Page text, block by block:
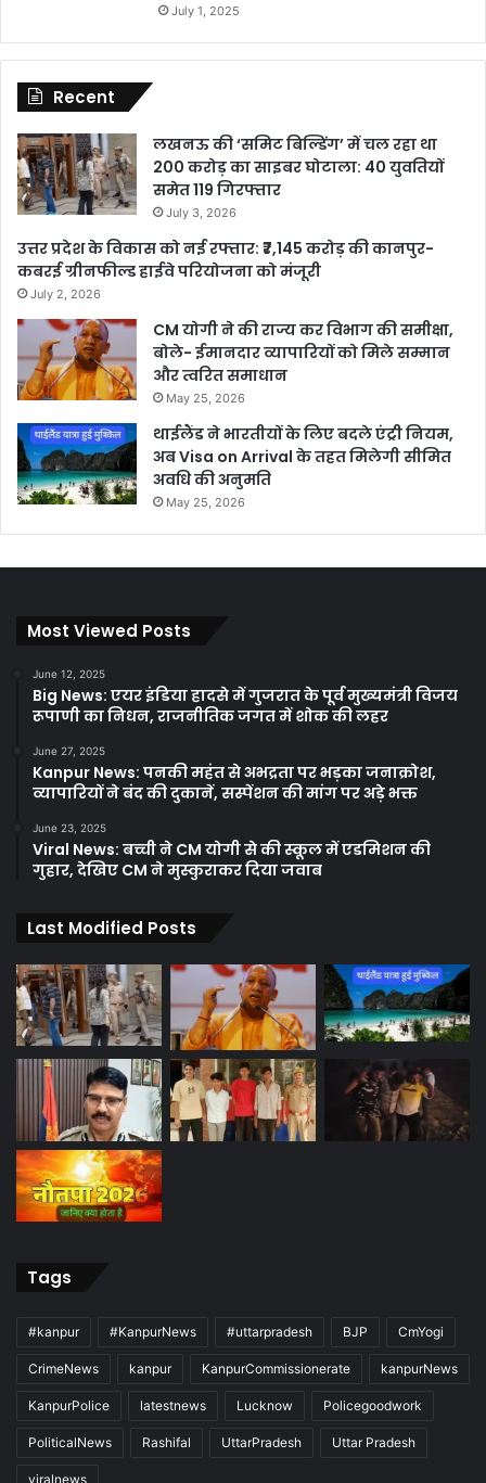
July 1, 2025
Recent
लखनऊ की ‘समिट बिल्डिंग’ में चल रहा था
200 करोड़ का साइबर घोटाला: 40 युवतियों
समेत 119 गिरफ्तार
July 3, 2026
उत्तर प्रदेश के विकास को नई रफ्तार: ₹7,145 करोड़ की कानपुर-
कबरई ग्रीनफील्ड हाईवे परियोजना को मंजूरी
July 2, 2026
CM योगी ने की राज्य कर विभाग की समीक्षा,
बोले- ईमानदार व्यापारियों को मिले सम्मान
और त्वरित समाधान
May 25, 2026
थाईलैंड ने भारतीयों के लिए बदले एंट्री नियम,
अब Visa on Arrival के तहत मिलेगी सीमित
अवधि की अनुमति
May 25, 2026
Most Viewed Posts
June 12, 2025
Big News: एयर इंडिया हादसे में गुजरात के पूर्व मुख्यमंत्री विजय
रूपाणी का निधन, राजनीतिक जगत में शोक की लहर
June 27, 2025
Kanpur News: पनकी महंत से अभद्रता पर भड़का जनाक्रोश,
व्यापारियों ने बंद की दुकानें, सस्पेंशन की मांग पर अड़े भक्त
June 23, 2025
Viral News: बच्ची ने CM योगी से की स्कूल में एडमिशन की
गुहार, देखिए CM ने मुस्कुराकर दिया जवाब
Last Modified Posts
Tags
#kanpur #KanpurNews #uttarpradesh BJP CmYogi
CrimeNews kanpur KanpurCommissionerate kanpurNews
KanpurPolice latestnews Lucknow Policegoodwork
PoliticalNews Rashifal UttarPradesh Uttar Pradesh
viralnews